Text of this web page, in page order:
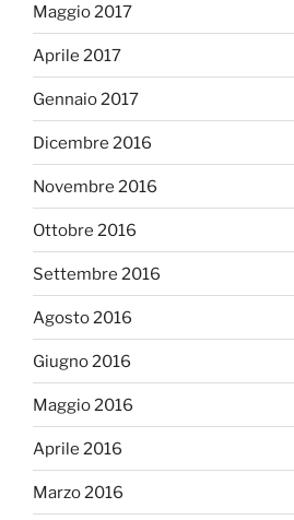
Maggio 2017
Aprile 2017
Gennaio 2017
Dicembre 2016
Novembre 2016
Ottobre 2016
Settembre 2016
Agosto 2016
Giugno 2016
Maggio 2016
Aprile 2016
Marzo 2016